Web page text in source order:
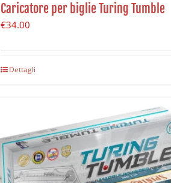
Caricatore per biglie Turing Tumble
€34.00
Dettagli